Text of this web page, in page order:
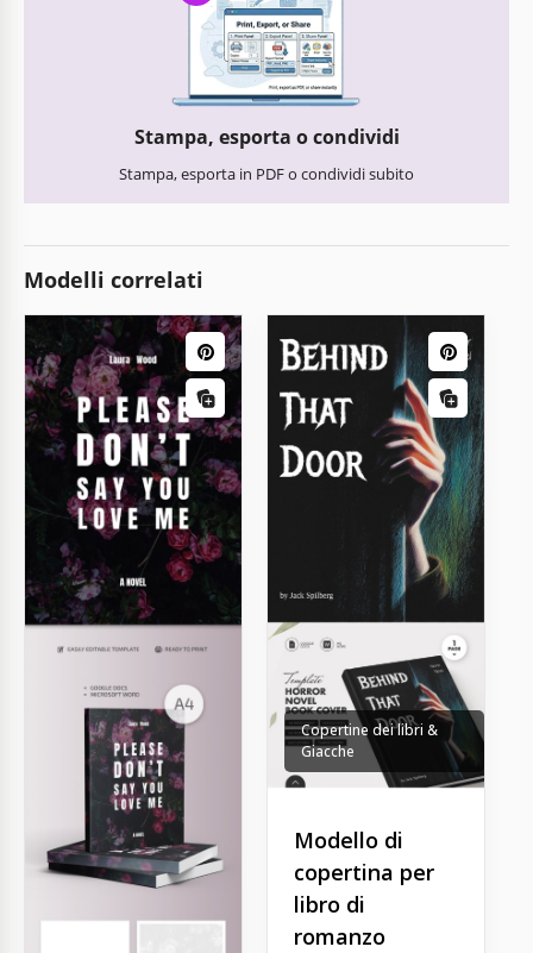
Stampa, esporta o condividi
Stampa, esporta in PDF o condividi subito
Modelli correlati
Copertine dei libri &
Giacche
Modello di
copertina per
libro di
romanzo